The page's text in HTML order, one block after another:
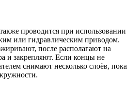
также проводится при использовании
или гидравлическим приводом.
после располагают на
и закрепляют. Если концы не
снимают несколько слоёв, пока